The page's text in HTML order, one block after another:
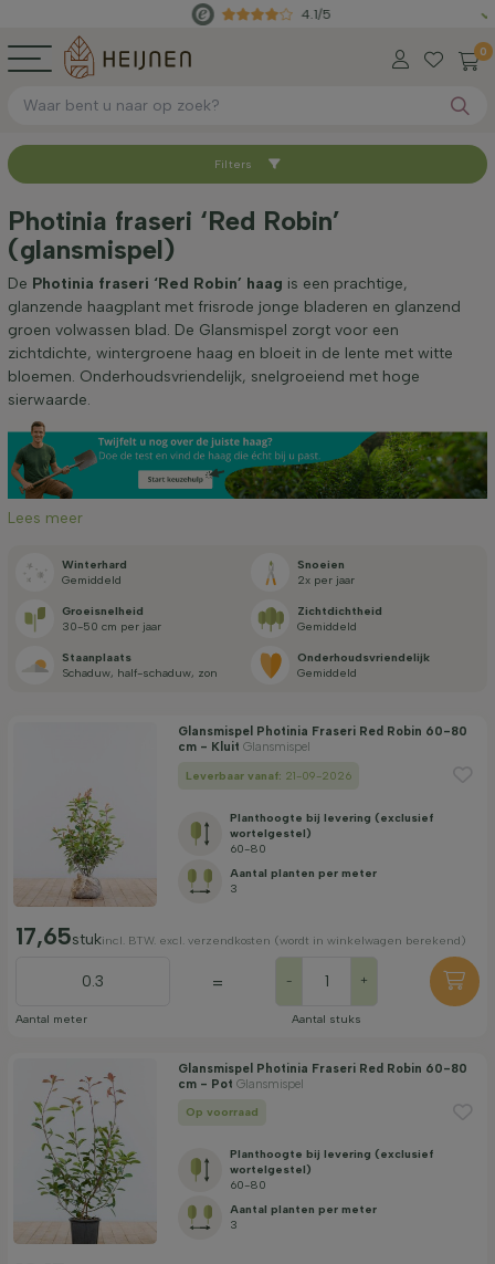
4.1/5
0
Sorteer op
Worteltype
Hoogte bij levering (cm)
Breedte bij levering (cm)
Standplaats
Toepassing
Bloeimaand
Winterhardheid
Filter toepassen
Filters
Photinia fraseri ‘Red Robin’
(glansmispel)
De Photinia fraseri ‘Red Robin’ haag is een prachtige,
glanzende haagplant met frisrode jonge bladeren en glanzend
groen volwassen blad. De Glansmispel zorgt voor een
zichtdichte, wintergroene haag en bloeit in de lente met witte
bloemen. Onderhoudsvriendelijk, snelgroeiend met hoge
sierwaarde.
Lees meer
Winterhard
Gemiddeld
Snoeien
2x per jaar
Groei­snelheid
30-50 cm per jaar
Zicht­dichtheid
Gemiddeld
Staan­plaats
Schaduw, half-schaduw, zon
Onderhouds­vriendelijk
Gemiddeld
Glansmispel Photinia Fraseri Red Robin 60-80
cm - Kluit Glansmispel
Leverbaar vanaf: 21-09-2026
Planthoogte bij levering (exclusief
wortelgestel)
60-80
Aantal planten per meter
3
17,65stukincl. BTW. excl. verzendkosten (wordt in winkelwagen berekend)
Aantal meter
= - +
Aantal stuks
Glansmispel Photinia Fraseri Red Robin 60-80
cm - Pot Glansmispel
Op voorraad
Planthoogte bij levering (exclusief
wortelgestel)
60-80
Aantal planten per meter
3